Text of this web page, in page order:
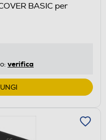
BASIC per
verifica